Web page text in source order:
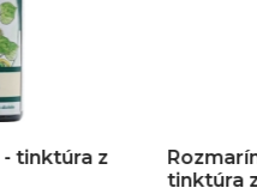
Rozmarín 50ml,
tinktúra z púčikov